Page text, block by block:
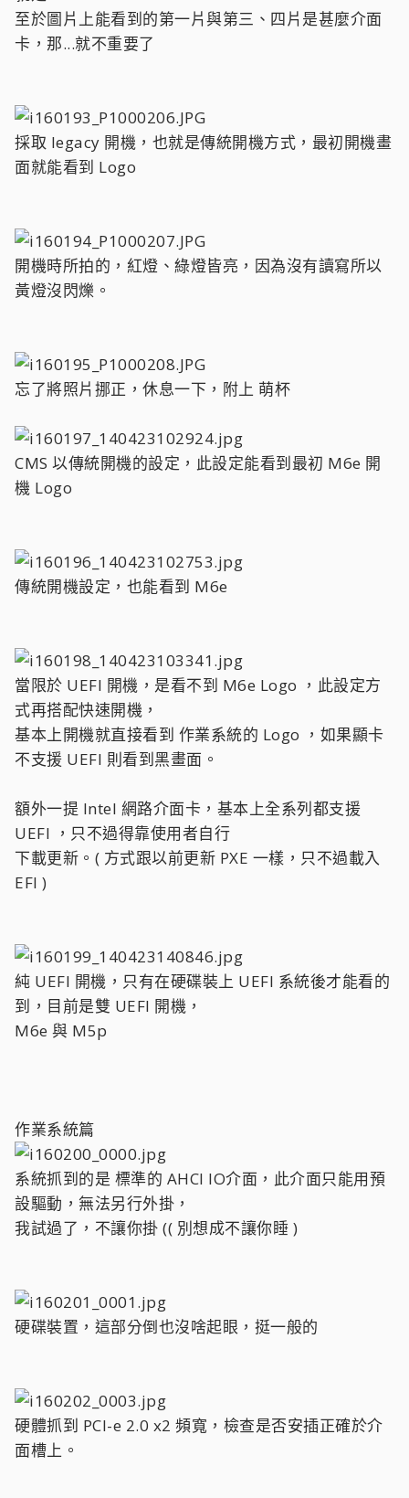
至於圖片上能看到的第一片與第三、四片是甚麼介面
卡，那...就不重要了
採取 legacy 開機，也就是傳統開機方式，最初開機畫
面就能看到 Logo
開機時所拍的，紅燈、綠燈皆亮，因為沒有讀寫所以
黃燈沒閃爍。
忘了將照片挪正，休息一下，附上 萌杯
CMS 以傳統開機的設定，此設定能看到最初 M6e 開
機 Logo
傳統開機設定，也能看到 M6e
當限於 UEFI 開機，是看不到 M6e Logo ，此設定方
式再搭配快速開機，
基本上開機就直接看到 作業系統的 Logo ，如果顯卡
不支援 UEFI 則看到黑畫面。
額外一提 Intel 網路介面卡，基本上全系列都支援
UEFI ，只不過得靠使用者自行
下載更新。( 方式跟以前更新 PXE 一樣，只不過載入
EFI )
純 UEFI 開機，只有在硬碟裝上 UEFI 系統後才能看的
到，目前是雙 UEFI 開機，
M6e 與 M5p
作業系統篇
系統抓到的是 標準的 AHCI IO介面，此介面只能用預
設驅動，無法另行外掛，
我試過了，不讓你掛 (( 別想成不讓你睡 )
硬碟裝置，這部分倒也沒啥起眼，挺一般的
硬體抓到 PCI-e 2.0 x2 頻寬，檢查是否安插正確於介
面槽上。